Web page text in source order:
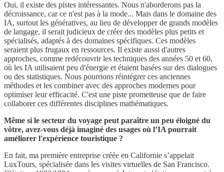
Oui, il existe des pistes intéressantes. Nous n'aborderons pas la
décroissance, car ce n'est pas à la mode... Mais dans le domaine des
IA, surtout les génératives, au lieu de développer de grands modèles
de langage, il serait judicieux de créer des modèles plus petits et
spécialisés, adaptés à des domaines spécifiques. Ces modèles
seraient plus frugaux en ressources. Il existe aussi d'autres
approches, comme redécouvrir les techniques des années 50 et 60,
où les IA utilisaient peu d'énergie et étaient basées sur des dialogues
ou des statistiques. Nous pourrions réintégrer ces anciennes
méthodes et les combiner avec des approches modernes pour
optimiser leur efficacité. C'est une piste prometteuse que de faire
collaborer ces différentes disciplines mathématiques.
Même si le secteur du voyage peut paraître un peu éloigné du
vôtre, avez-vous déjà imaginé des usages où l’IA pourrait
améliorer l'expérience touristique ?
En fait, ma première entreprise créée en Californie s’appelait
LuxTours, spécialisée dans les visites virtuelles de San Francisco.